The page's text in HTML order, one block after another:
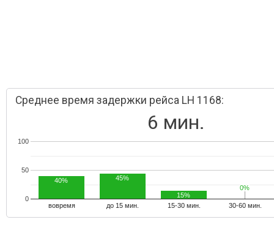
Среднее время задержки рейса LH 1168:
6 мин.
вовремя до 15 мин. 15-30 мин. 30-60 мин.
0
50
100
40% 45%
15%
0%
0%